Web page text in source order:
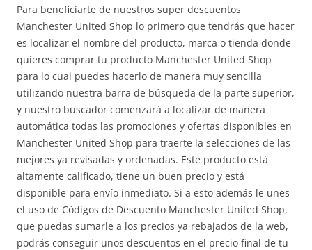
Para beneficiarte de nuestros super descuentos
Manchester United Shop lo primero que tendrás que hacer
es localizar el nombre del producto, marca o tienda donde
quieres comprar tu producto Manchester United Shop
para lo cual puedes hacerlo de manera muy sencilla
utilizando nuestra barra de búsqueda de la parte superior,
y nuestro buscador comenzará a localizar de manera
automática todas las promociones y ofertas disponibles en
Manchester United Shop para traerte la selecciones de las
mejores ya revisadas y ordenadas. Este producto está
altamente calificado, tiene un buen precio y está
disponible para envío inmediato. Si a esto además le unes
el uso de Códigos de Descuento Manchester United Shop,
que puedas sumarle a los precios ya rebajados de la web,
podrás conseguir unos descuentos en el precio final de tu